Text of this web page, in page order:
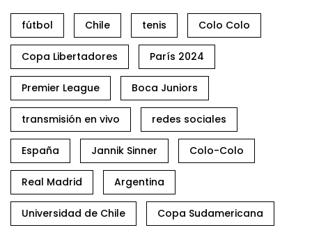
fútbol Chile tenis Colo Colo
Copa Libertadores París 2024
Premier League Boca Juniors
transmisión en vivo redes sociales
España Jannik Sinner Colo-Colo
Real Madrid Argentina
Universidad de Chile Copa Sudamericana